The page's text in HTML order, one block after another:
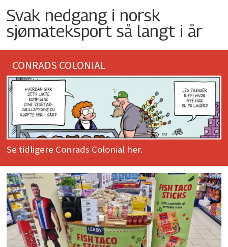
Svak nedgang i norsk
sjømateksport så langt i år
CONRADS COLONIAL
Se tidligere Conrads Colonial her.